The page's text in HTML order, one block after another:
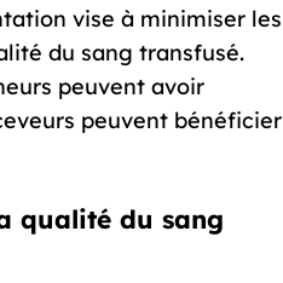
vise à minimiser les
du sang transfusé.
peuvent avoir
peuvent bénéficier
qualité du sang